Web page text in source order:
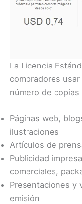
La Licencia
compradores
número de copias
Páginas web,
ilustraciones
Artículos de
Publicidad
comerciales,
Presentaciones y
emisión